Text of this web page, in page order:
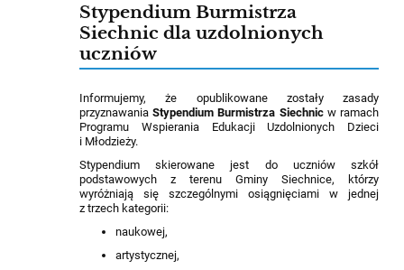
Stypendium Burmistrza
Siechnic dla uzdolnionych
uczniów
Informujemy, że opublikowane zostały zasady
przyznawaniaStypendium Burmistrza Siechnicw ramach
Programu Wspierania Edukacji Uzdolnionych Dzieci
i Młodzieży.
Stypendium skierowane jest do uczniów szkół
podstawowych z terenu Gminy Siechnice, którzy
wyróżniają się szczególnymi osiągnięciami w jednej
z trzech kategorii:
naukowej,
artystycznej,